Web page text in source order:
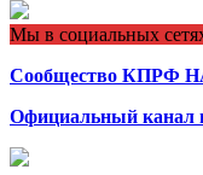
Мы в социальных
Сообщество КПРФ
Официальный канал